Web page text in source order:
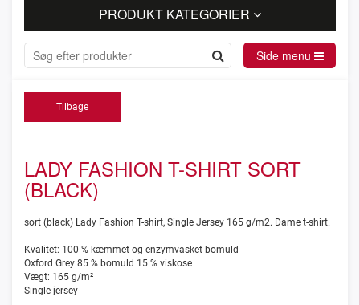
PRODUKT KATEGORIER
Side menu
Tilbage
LADY FASHION T-SHIRT SORT
(BLACK)
sort (black) Lady Fashion T-shirt, Single Jersey 165 g/m2. Dame t-shirt.
Kvalitet: 100 % kæmmet og enzymvasket bomuld
Oxford Grey 85 % bomuld 15 % viskose
Vægt: 165 g/m²
Single jersey